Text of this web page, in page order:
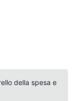
della spesa e